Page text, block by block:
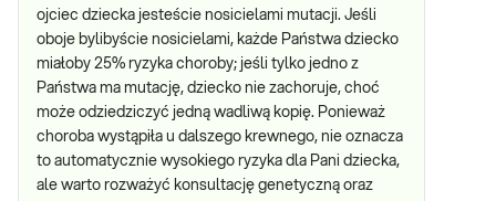
ojciec dziecka jesteście nosicielami mutacji. Jeśli
oboje bylibyście nosicielami, każde Państwa dziecko
miałoby 25% ryzyka choroby; jeśli tylko jedno z
Państwa ma mutację, dziecko nie zachoruje, choć
może odziedziczyć jedną wadliwą kopię. Ponieważ
choroba wystąpiła u dalszego krewnego, nie oznacza
to automatycznie wysokiego ryzyka dla Pani dziecka,
ale warto rozważyć konsultację genetyczną oraz